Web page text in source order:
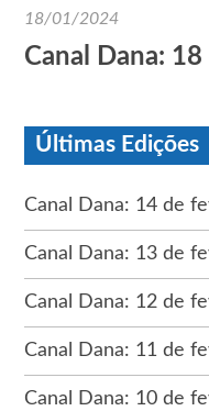
18/01/2024
Canal Dana:
Últimas Edições
Canal Dana: 14 de
Canal Dana: 13 de
Canal Dana: 12 de
Canal Dana: 11 de
Canal Dana: 10 de